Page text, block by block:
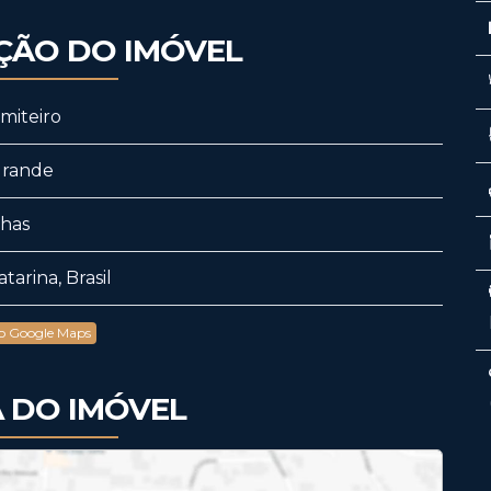
DO IMÓVEL
Brasil
Google Maps
DO IMÓVEL